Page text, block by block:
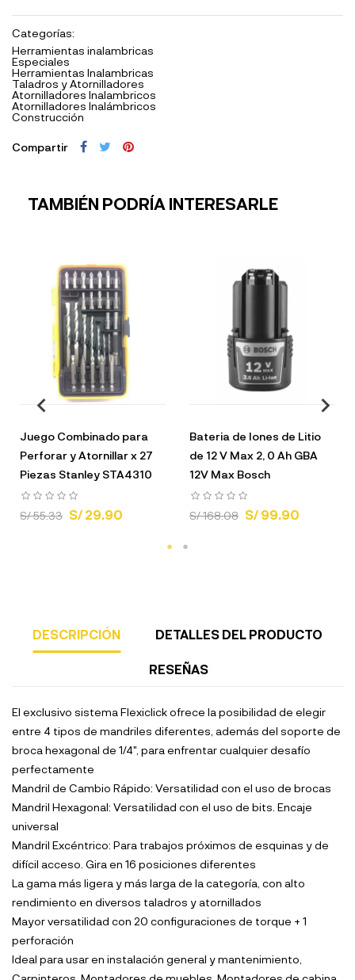
Categorías:
Herramientas inalambricas
Especiales
Herramientas Inalambricas
Taladros y Atornilladores
Atornilladores Inalambricos
Atornilladores Inalámbricos
Construcción
Compartir
TAMBIÉN PODRÍA INTERESARLE
Juego Combinado para
Perforar y Atornillar x 27
Piezas Stanley STA4310
S/ 55.33 S/ 29.90
Bateria de Iones de Litio
de 12 V Max 2, 0 Ah GBA
12V Max Bosch
S/ 168.08 S/ 99.90
DESCRIPCIÓN DETALLES DEL PRODUCTO
RESEÑAS
El exclusivo sistema Flexiclick ofrece la posibilidad de elegir
entre 4 tipos de mandriles diferentes, además del soporte de
broca hexagonal de 1/4", para enfrentar cualquier desafío
perfectamente
Mandril de Cambio Rápido: Versatilidad con el uso de brocas
Mandril Hexagonal: Versatilidad con el uso de bits. Encaje
universal
Mandril Excéntrico: Para trabajos próximos de esquinas y de
difícil acceso. Gira en 16 posiciones diferentes
La gama más ligera y más larga de la categoría, con alto
rendimiento en diversos taladros y atornillados
Mayor versatilidad con 20 configuraciones de torque + 1
perforación
Ideal para usar en instalación general y mantenimiento,